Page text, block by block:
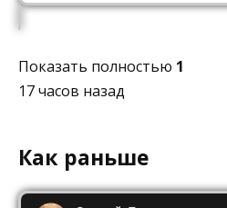
Показать полностью 1
17 часов назад
Как раньше⁠ ⁠